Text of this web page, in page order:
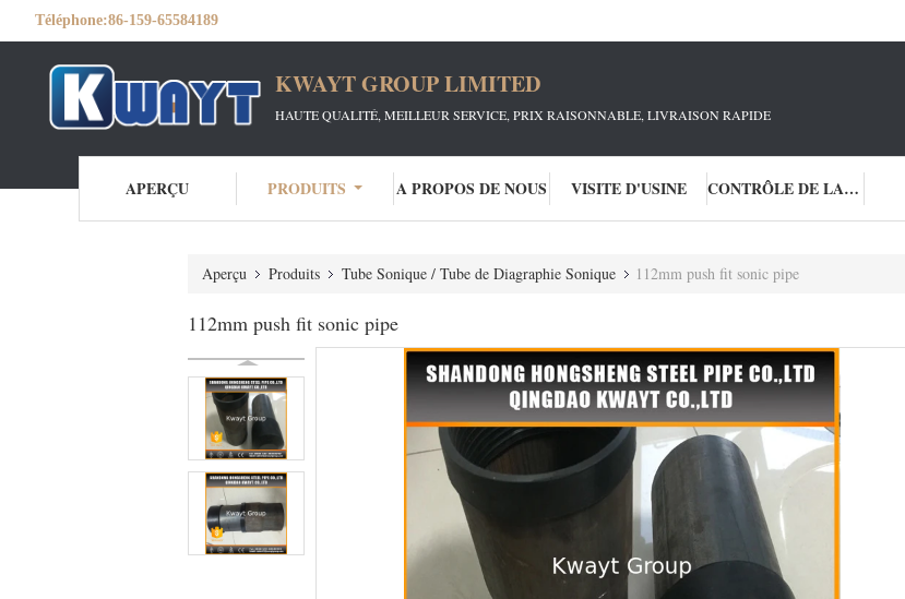
Téléphone:86-159-65584189
KWAYT GROUP LIMITED
HAUTE QUALITÉ, MEILLEUR SERVICE, PRIX RAISONNABLE, LIVRAISON RAPIDE
APERÇU PRODUITS A PROPOS DE NOUS VISITE D'USINE CONTRÔLE DE LA QUALITÉ
Aperçu Produits Tube Sonique / Tube de Diagraphie Sonique 112mm push fit sonic pipe
112mm push fit sonic pipe